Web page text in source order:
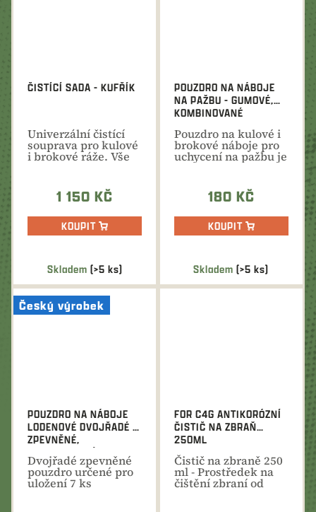
Skladem (>5 ks)
ČISTÍCÍ SADA - KUFŘÍK
Univerzální čistící
souprava pro kulové
i brokové ráže. Vše
1 150 KČ
KOUPIT
Skladem(>5 ks)
POUZDRO NA NÁBOJE
NA PAŽBU - GUMOVÉ,
KOMBINOVANÉ
Pouzdro na kulové i
brokové náboje pro
uchycení na pažbu je
vyrobeno z pružné...
180 KČ
KOUPIT
Český výrobek
POUZDRO NA NÁBOJE
LODENOVÉ DVOJŘADÉ -
ZPEVNĚNÉ,
KOMBINOVANÉ 2XB+7XK
Dvojřadé zpevněné
pouzdro určené pro
uložení 7 ks
FOR C4G ANTIKORÓZNÍ
ČISTIČ NA ZBRAŇ
250ML
Čistič na zbraně 250
ml - Prostředek na
čištění zbraní od